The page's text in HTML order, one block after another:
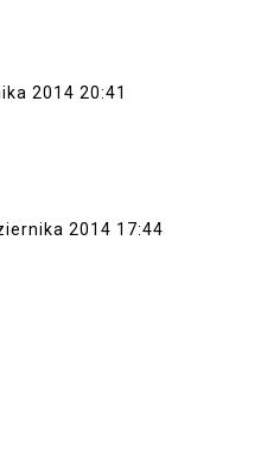
2014 20:41
2014 17:44